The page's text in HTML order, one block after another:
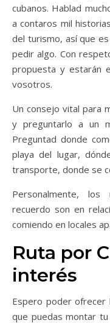
cubanos. Hablad
a contaros mil
del turismo, así que
pedir algo. Con
propuesta y estarán
vosotros.
Un consejo vital para
y preguntarlo a un
Preguntad donde
playa del lugar,
transporte, donde se
Personalmente,
recuerdo son en
comiendo en locales
Ruta por
interés
Espero poder ofrecer
que puedas montar